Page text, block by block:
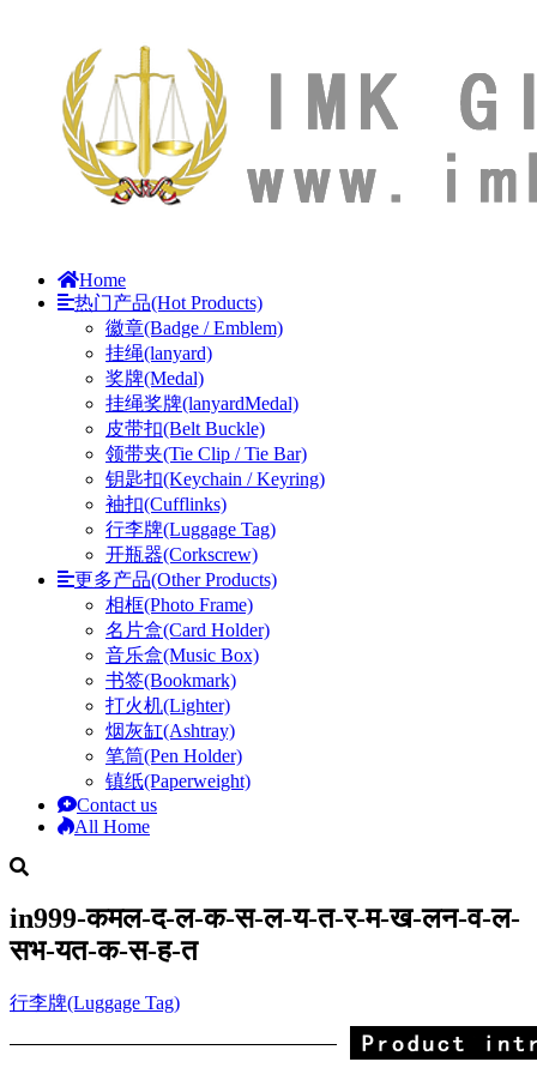
Home
热门产品(Hot Products)
徽章(Badge / Emblem)
挂绳(lanyard)
奖牌(Medal)
挂绳奖牌(lanyardMedal)
皮带扣(Belt Buckle)
领带夹(Tie Clip / Tie Bar)
钥匙扣(Keychain / Keyring)
袖扣(Cufflinks)
行李牌(Luggage Tag)
开瓶器(Corkscrew)
更多产品(Other Products)
相框(Photo Frame)
名片盒(Card Holder)
音乐盒(Music Box)
书签(Bookmark)
打火机(Lighter)
烟灰缸(Ashtray)
笔筒(Pen Holder)
镇纸(Paperweight)
Contact us
All Home
in999-कमल-द-ल-क-स-ल-य-त-र-म-ख-लन-व-ल-
सभ-यत-क-स-ह-त
行李牌(Luggage Tag)